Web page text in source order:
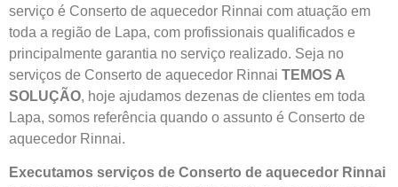
serviço é Conserto de aquecedor Rinnai com atuação em
toda a região de Lapa, com profissionais qualificados e
principalmente garantia no serviço realizado. Seja no
serviços de Conserto de aquecedor Rinnai TEMOS A
SOLUÇÃO, hoje ajudamos dezenas de clientes em toda
Lapa, somos referência quando o assunto é Conserto de
aquecedor Rinnai.
Executamos serviços de Conserto de aquecedor Rinnai